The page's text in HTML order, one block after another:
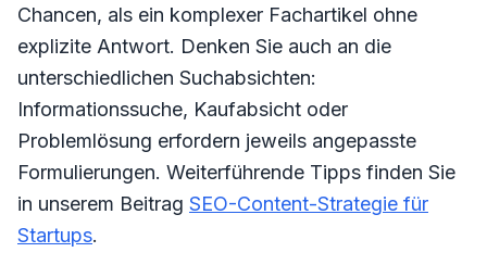
Chancen, als ein komplexer Fachartikel ohne
explizite Antwort. Denken Sie auch an die
unterschiedlichen Suchabsichten:
Informationssuche, Kaufabsicht oder
Problemlösung erfordern jeweils angepasste
Formulierungen. Weiterführende Tipps finden Sie
in unserem Beitrag SEO-Content-Strategie für
Startups.